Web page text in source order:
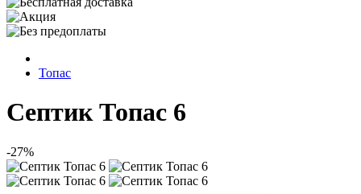
Топас
Септик Топас 6
-27%